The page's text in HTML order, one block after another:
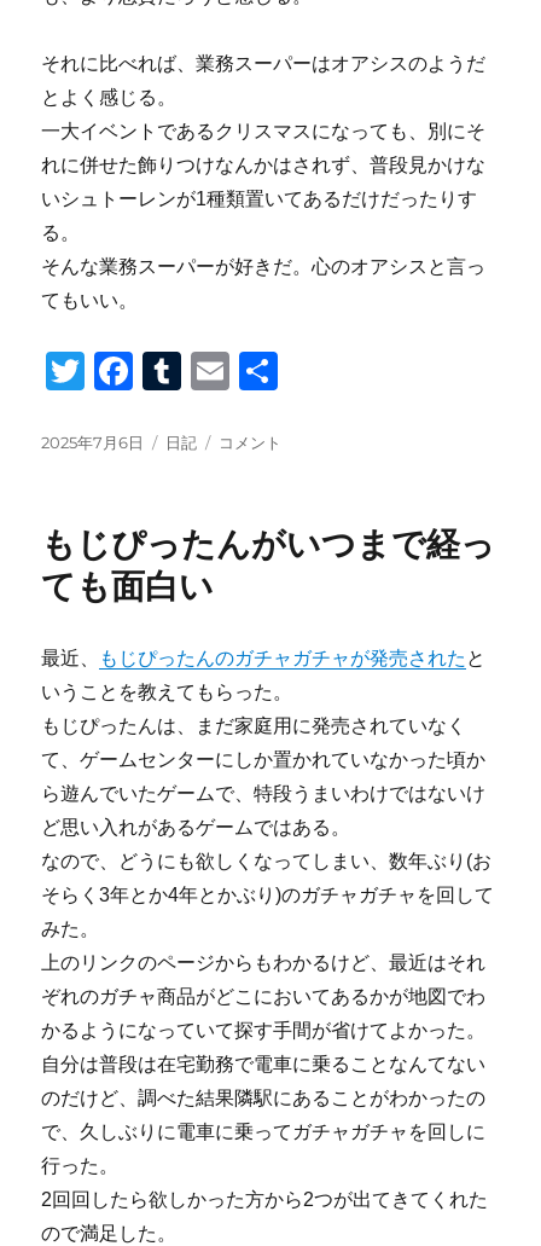
それに比べれば、業務スーパーはオアシスのようだ
とよく感じる。
一大イベントであるクリスマスになっても、別にそ
れに併せた飾りつけなんかはされず、普段見かけな
いシュトーレンが1種類置いてあるだけだったりす
る。
そんな業務スーパーが好きだ。心のオアシスと言っ
てもいい。
T
tt
F
c
b
o
o
k
T
m
r
E
ail
投
2025年7月6日
カ
ー
日記
業
パ
だ
に
コメント
もじぴったんがいつまで経っ
ても面白い
最近、 もじぴったんのガチャガチャが発売された と
いうことを教えてもらった。
もじぴったんは、まだ家庭用に発売されていなく
て、ゲームセンターにしか置かれていなかった頃か
ら遊んでいたゲームで、特段うまいわけではないけ
ど思い入れがあるゲームではある。
なので、どうにも欲しくなってしまい、数年ぶり(お
そらく3年とか4年とかぶり)のガチャガチャを回して
みた。
上のリンクのページからもわかるけど、最近はそれ
ぞれのガチャ商品がどこにおいてあるかが地図でわ
かるようになっていて探す手間が省けてよかった。
自分は普段は在宅勤務で電車に乗ることなんてない
のだけど、調べた結果隣駅にあることがわかったの
で、久しぶりに電車に乗ってガチャガチャを回しに
行った。
2回回したら欲しかった方から2つが出てきてくれた
ので満足した。